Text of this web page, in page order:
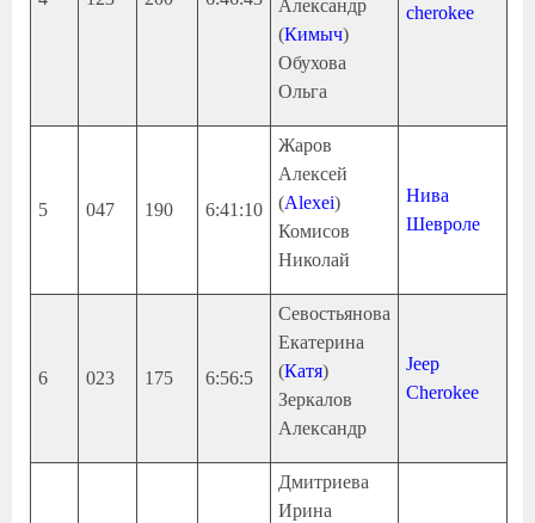
Александр
(Кимыч)
Обухова
Ольга
cherokee
5 047 190 6:41:10
Жаров
Алексей
(Alexei)
Комисов
Николай
Нива
Шевроле
6 023 175 6:56:5
Севостьянова
Екатерина
(Катя)
Зеркалов
Александр
Jeep
Cherokee
Дмитриева
Ирина